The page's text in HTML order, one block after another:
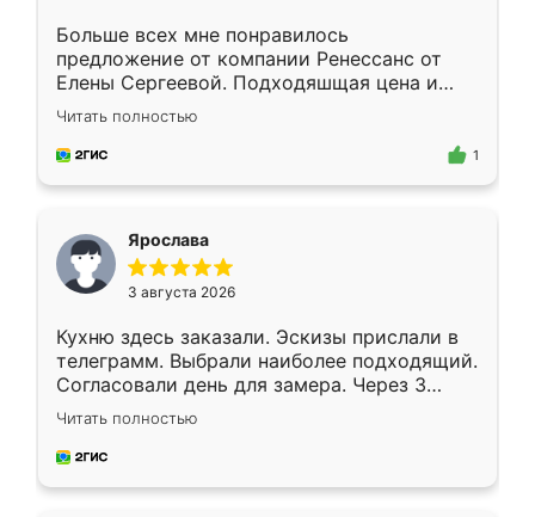
Больше всех мне понравилось
предложение от компании Ренессанс от
Елены Сергеевой. Подходяшщая цена и
короткие сроки изготовления. Приехавший
для замера сотрудник Владислав
предложил по моему эскизу самый
Читать полностью
1
Ярослава
3 августа 2026
Кухню здесь заказали. Эскизы прислали в
телеграмм. Выбрали наиболее подходящий.
Согласовали день для замера. Через 3
недели кухня была уже готова. Остались
довольны работой. Спасибо Ренессанс
мебель за качественную работу!
Читать полностью